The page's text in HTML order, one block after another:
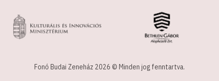
Fonó Budai Zeneház 2026 © Minden jog fenntartva.